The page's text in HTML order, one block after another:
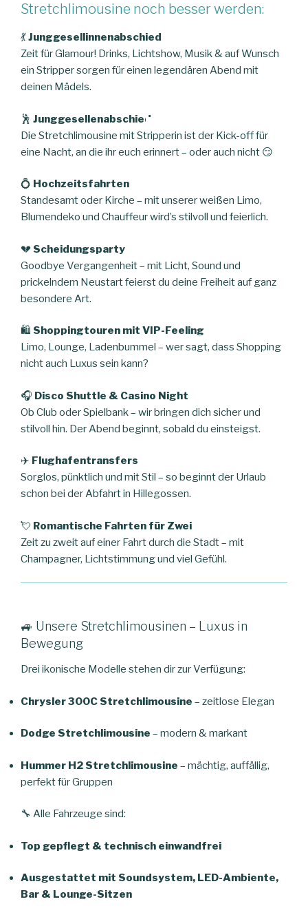
Stretchlimousine noch besser werden:
💃Junggesellinnenabschied
Zeit für Glamour! Drinks, Lichtshow, Musik & auf Wunsch
ein Stripper sorgen für einen legendären Abend mit
deinen Mädels.
🕺 Junggesellenabschied
Die Stretchlimousine mit Stripperin ist der Kick-off für
eine Nacht, an die ihr euch erinnert – oder auch nicht 😏
💍 Hochzeitsfahrten
Standesamt oder Kirche – mit unserer weißen Limo,
Blumendeko und Chauffeur wird’s stilvoll und feierlich.
💔 Scheidungsparty
Goodbye Vergangenheit – mit Licht, Sound und
prickelndem Neustart feierst du deine Freiheit auf ganz
besondere Art.
🛍️ Shoppingtouren mit VIP-Feeling
Limo, Lounge, Ladenbummel – wer sagt, dass Shopping
nicht auch Luxus sein kann?
🎧 Disco Shuttle & Casino Night
Ob Club oder Spielbank – wir bringen dich sicher und
stilvoll hin. Der Abend beginnt, sobald du einsteigst.
✈️ Flughafentransfers
Sorglos, pünktlich und mit Stil – so beginnt der Urlaub
schon bei der Abfahrt in Hillegossen.
💘 Romantische Fahrten für Zwei
Zeit zu zweit auf einer Fahrt durch die Stadt – mit
Champagner, Lichtstimmung und viel Gefühl.
🚙 Unsere Stretchlimousinen – Luxus in
Bewegung
Drei ikonische Modelle stehen dir zur Verfügung:
Chrysler 300C Stretchlimousine – zeitlose Eleganz
Dodge Stretchlimousine – modern & markant
Hummer H2 Stretchlimousine – mächtig, auffällig,
perfekt für Gruppen
🔧 Alle Fahrzeuge sind:
Top gepflegt & technisch einwandfrei
Ausgestattet mit Soundsystem, LED-Ambiente,
Bar & Lounge-Sitzen